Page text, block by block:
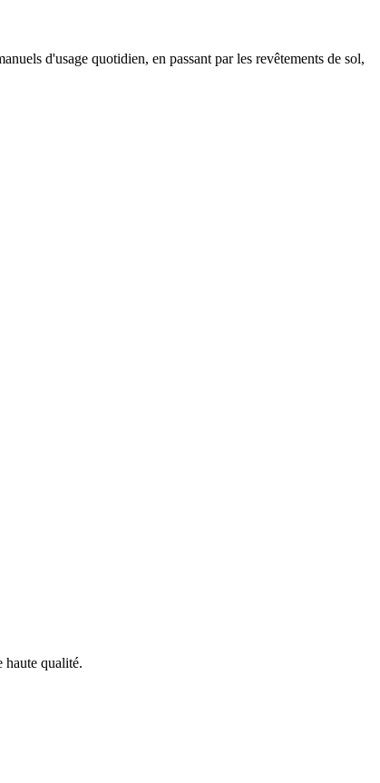
d'usage quotidien, en passant par les revêtements de sol,
haute qualité.